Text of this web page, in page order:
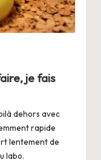
je fais
dehors avec
rapide
lentement de
labo.